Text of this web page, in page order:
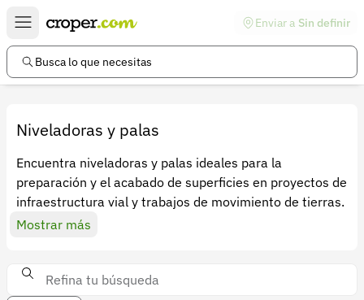
Enviar a Sin definir
Busca lo que necesitas
Niveladoras y palas
Encuentra niveladoras y palas ideales para la
preparación y el acabado de superficies en proyectos de
infraestructura vial y trabajos de movimiento de tierras.
Mostrar más
Enlaces de interés
Preguntas frecuentes
Ayuda
Términos y condiciones
Política de devoluciones
Cuenta